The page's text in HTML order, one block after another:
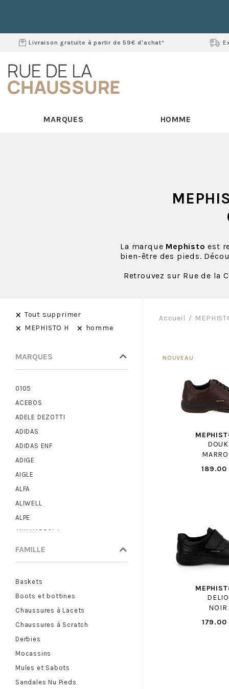
Livraison gratuite à partir de 59€ d'achat*
MARQUES HOMME
La marque Mephisto est
bien-être des pieds.
Retrouvez sur Rue de la
× Tout supprimer
× MEPHISTO H × homme
MARQUES
0105
ACEBOS
ADELE DEZOTTI
ADIDAS
ADIDAS ENF
ADIGE
AIGLE
ALFA
ALIWELL
ALPE
ANN HARROW
ANOTHER TREND
ARA
FAMILLE
Baskets
Boots et bottines
Chaussures à Lacets
Chaussures à Scratch
Derbies
Mocassins
Mules et Sabots
Sandales Nu Pieds
Accueil
DOUK
189.00
DELIO
NOIR
179.00